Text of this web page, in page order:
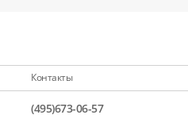
Контакты
(495)673-06-57